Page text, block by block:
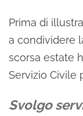
Prima di
a condividere
scorsa estate
Servizio Civile
Svolgo